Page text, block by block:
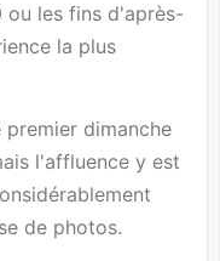
ou les fins d'après-
la plus
premier dimanche
l'affluence y est
de photos.